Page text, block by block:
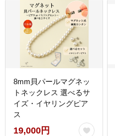
8mm貝パールマグネッ
トネックレス 選べるサ
イズ・イヤリングピア
ス
19,000円